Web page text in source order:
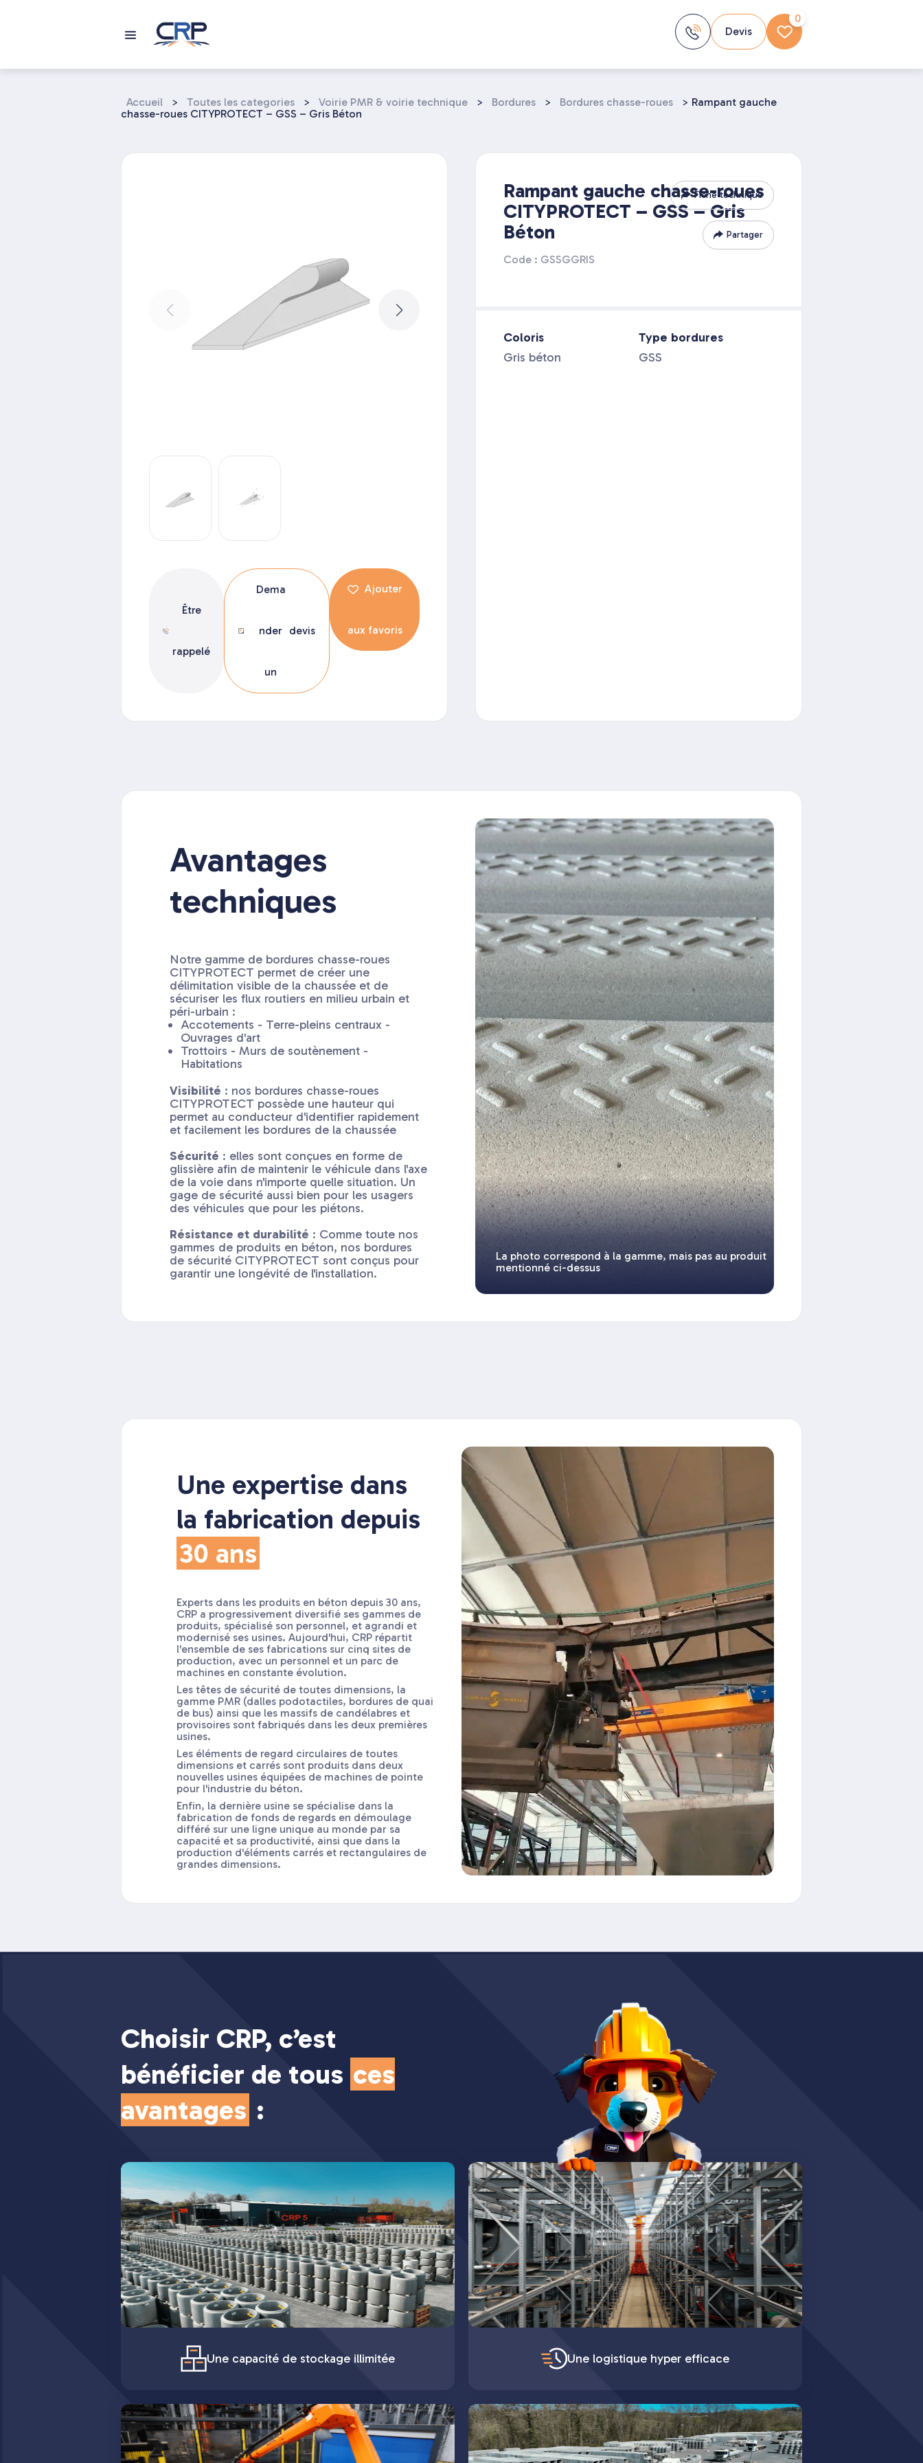
Devis
0
Accueil > Toutes les categories > Voirie PMR & voirie technique > Bordures > Bordures chasse-roues > Rampant gauche
chasse-roues CITYPROTECT – GSS – Gris Béton
Être
rappelé
Dema
nder
un
devis
Ajouter
aux favoris
Rampant gauche chasse-roues
CITYPROTECT – GSS – Gris
Béton
Code : GSSGGRIS
Fiche technique
Partager
Coloris
Gris béton
Type bordures
GSS
Avantages
techniques
Notre gamme de bordures chasse-roues
CITYPROTECT permet de créer une
délimitation visible de la chaussée et de
sécuriser les flux routiers en milieu urbain et
péri-urbain :
Accotements - Terre-pleins centraux -
Ouvrages d'art
Trottoirs - Murs de soutènement -
Habitations
Visibilité : nos bordures chasse-roues
CITYPROTECT possède une hauteur qui
permet au conducteur d'identifier rapidement
et facilement les bordures de la chaussée
Sécurité : elles sont conçues en forme de
glissière afin de maintenir le véhicule dans l'axe
de la voie dans n'importe quelle situation. Un
gage de sécurité aussi bien pour les usagers
des véhicules que pour les piétons.
Résistance et durabilité : Comme toute nos
gammes de produits en béton, nos bordures
de sécurité CITYPROTECT sont conçus pour
garantir une longévité de l'installation.
La photo correspond à la gamme, mais pas au produit
mentionné ci-dessus
Une expertise dans
la fabrication depuis
30 ans
Experts dans les produits en béton depuis 30 ans,
CRP a progressivement diversifié ses gammes de
produits, spécialisé son personnel, et agrandi et
modernisé ses usines. Aujourd'hui, CRP répartit
l'ensemble de ses fabrications sur cinq sites de
production, avec un personnel et un parc de
machines en constante évolution.
Les têtes de sécurité de toutes dimensions, la
gamme PMR (dalles podotactiles, bordures de quai
de bus) ainsi que les massifs de candélabres et
provisoires sont fabriqués dans les deux premières
usines.
Les éléments de regard circulaires de toutes
dimensions et carrés sont produits dans deux
nouvelles usines équipées de machines de pointe
pour l'industrie du béton.
Enfin, la dernière usine se spécialise dans la
fabrication de fonds de regards en démoulage
différé sur une ligne unique au monde par sa
capacité et sa productivité, ainsi que dans la
production d'éléments carrés et rectangulaires de
grandes dimensions.
Choisir CRP, c’est
bénéficier de tous ces
avantages :
Une capacité de stockage illimitée Une logistique hyper efficace